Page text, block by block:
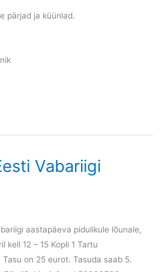
pärjad ja küünlad.
Vabariigi
aastapäeva pidulikule lõunale,
kell 12 – 15 Kopli 1 Tartu
Tasu on 25 eurot. Tasuda saab 5.